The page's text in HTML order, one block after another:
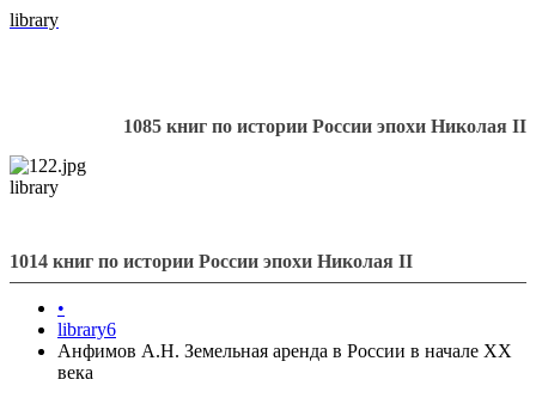
library
1085 книг по истории России эпохи Николая II
library
1014 книг по истории России эпохи Николая II
•
library6
Анфимов А.Н. Земельная аренда в России в начале XX
века